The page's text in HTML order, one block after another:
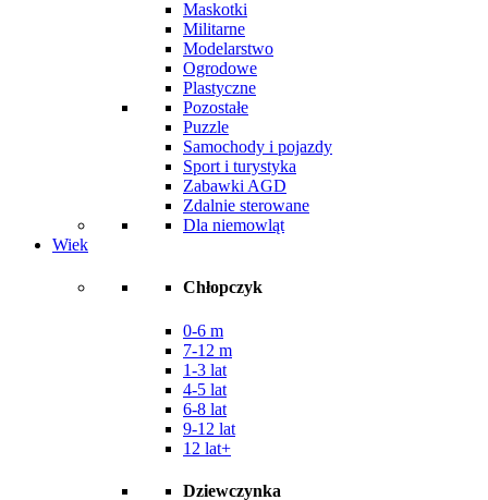
Maskotki
Militarne
Modelarstwo
Ogrodowe
Plastyczne
Pozostałe
Puzzle
Samochody i pojazdy
Sport i turystyka
Zabawki AGD
Zdalnie sterowane
Dla niemowląt
Wiek
Chłopczyk
0-6 m
7-12 m
1-3 lat
4-5 lat
6-8 lat
9-12 lat
12 lat+
Dziewczynka